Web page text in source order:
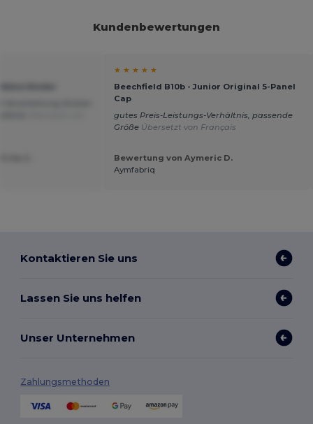
Kundenbewertungen
★ ★ ★ ★ ★
Beechfield B10b - Junior Original 5-Panel
Cap
gutes Preis-Leistungs-Verhältnis, passende
Größe Übersetzt von Français
Bewertung von Aymeric D.
Aymfabriq
Kontaktieren Sie uns
Lassen Sie uns helfen
Unser Unternehmen
Zahlungsmethoden